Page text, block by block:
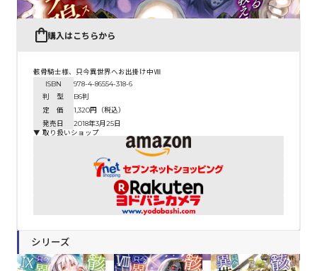
購入はこちらから
骸骨騎士様、只今異世界へお出掛け中Ⅷ
ISBN
978-4-86554-318-6
判 型
B6判
定 価
1,320円（税込）
発売日
2018年3月25日
▼ 取り扱いショップ
シリーズ